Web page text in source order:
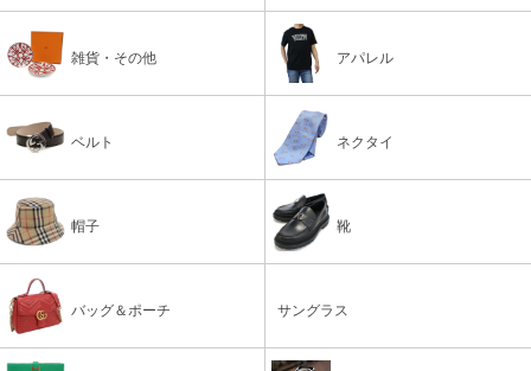
雑貨・その他 アパレル
ベルト ネクタイ
帽子 靴
バッグ＆ポーチ サングラス